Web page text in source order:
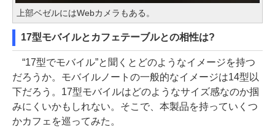
上部ベゼルにはWebカメラもある。
17型モバイルとカフェテーブルとの相性は?
“17型でモバイル”と聞くとどのようなイメージを持つ
だろうか。モバイルノートの一般的なイメージは14型以
下だろう。17型モバイルはどのようなサイズ感なのか掴
みにくいかもしれない。そこで、本製品を持っていくつ
かカフェを巡ってみた。